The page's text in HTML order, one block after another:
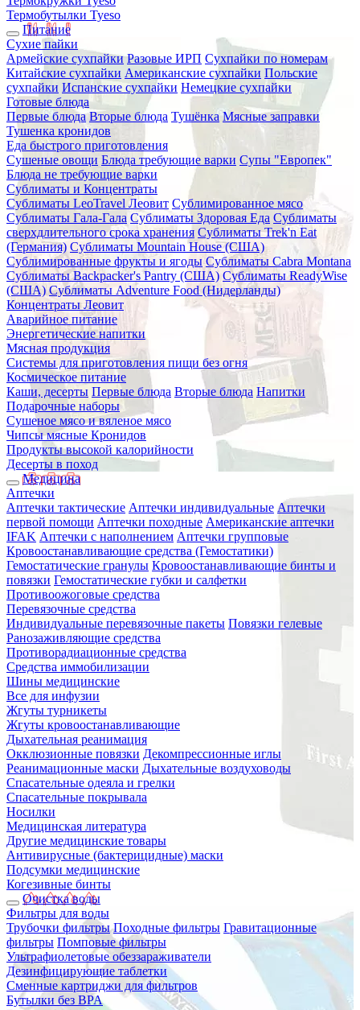
Термобутылки Tyeso
Питание
Сухие пайки
Армейские сухпайки Разовые ИРП Сухпайки по номерам
Китайские сухпайки Американские сухпайки Польские
сухпайки Испанские сухпайки Немецкие сухпайки
Готовые блюда
Первые блюда Вторые блюда Тушёнка Мясные заправки
Тушенка кронидов
Еда быстрого приготовления
Сушеные овощи Блюда требующие варки Супы "Европек"
Блюда не требующие варки
Сублиматы и Концентраты
Сублиматы LeoTravel Леовит Сублимированное мясо
Сублиматы Гала-Гала Сублиматы Здоровая Еда Сублиматы
сверхдлительного срока хранения Сублиматы Trek'n Eat
(Германия) Сублиматы Mountain House (США)
Сублимированные фрукты и ягоды Сублиматы Cabra Montana
Сублиматы Backpacker's Pantry (США) Сублиматы ReadyWise
(США) Сублиматы Adventure Food (Нидерланды)
Концентраты Леовит
Аварийное питание
Энергетические напитки
Мясная продукция
Системы для приготовления пищи без огня
Космическое питание
Каши, десерты Первые блюда Вторые блюда Напитки
Подарочные наборы
Сушеное мясо и вяленое мясо
Чипсы мясные Кронидов
Продукты высокой калорийности
Десерты в поход
Медицина
Аптечки
Аптечки тактические Аптечки индивидуальные Аптечки
первой помощи Аптечки походные Американские аптечки
IFAK Аптечки с наполнением Аптечки групповые
Кровоостанавливающие средства (Гемостатики)
Гемостатические гранулы Кровоостанавливающие бинты и
повязки Гемостатические губки и салфетки
Противоожоговые средства
Перевязочные средства
Индивидуальные перевязочные пакеты Повязки гелевые
Ранозаживляющие средства
Противорадиационные средства
Средства иммобилизации
Шины медицинские
Все для инфузии
Жгуты турникеты
Жгуты кровоостанавливающие
Дыхательная реанимация
Окклюзионные повязки Декомпрессионные иглы
Реанимационные маски Дыхательные воздуховоды
Спасательные одеяла и грелки
Спасательные покрывала
Носилки
Медицинская литература
Другие медицинские товары
Антивирусные (бактерицидные) маски
Подсумки медицинские
Когезивные бинты
Очистка воды
Фильтры для воды
Трубочки фильтры Походные фильтры Гравитационные
фильтры Помповые фильтры
Ультрафиолетовые обеззараживатели
Дезинфицирующие таблетки
Сменные картриджи для фильтров
Бутылки без BPA